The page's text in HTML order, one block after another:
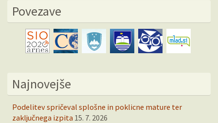
Povezave
Najnovejše
Podelitev spričeval splošne in poklicne mature ter
zaključnega izpita 15. 7. 2026